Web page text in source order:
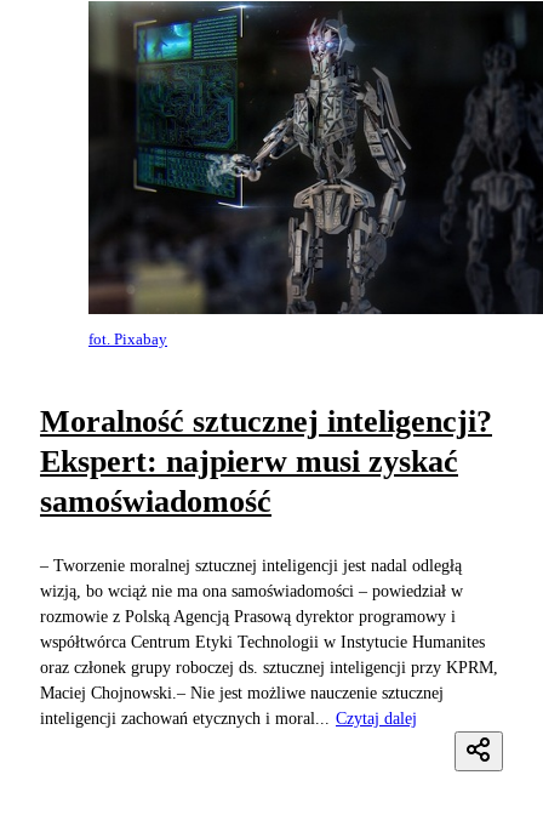
fot. Pixabay
Moralność sztucznej inteligencji?
Ekspert: najpierw musi zyskać
samoświadomość
– Tworzenie moralnej sztucznej inteligencji jest nadal odległą
wizją, bo wciąż nie ma ona samoświadomości – powiedział w
rozmowie z Polską Agencją Prasową dyrektor programowy i
współtwórca Centrum Etyki Technologii w Instytucie Humanites
oraz członek grupy roboczej ds. sztucznej inteligencji przy KPRM,
Maciej Chojnowski.– Nie jest możliwe nauczenie sztucznej
inteligencji zachowań etycznych i moral...
Czytaj dalej